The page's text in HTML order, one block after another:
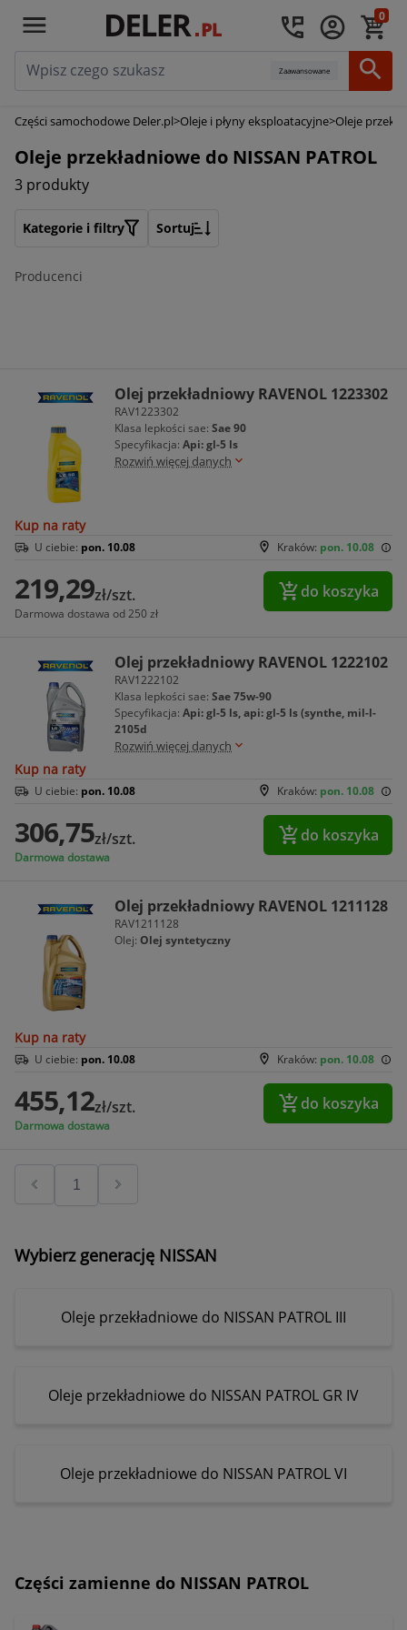
0
Zaawansowane
Części samochodowe Deler.pl>Oleje i płyny eksploatacyjne>Oleje
Oleje przekładniowe do NISSAN PATROL
3 produkty
Kategorie i filtry Sortuj
Producenci
Olej przekładniowy RAVENOL 1223302
RAV1223302
Klasa lepkości sae: Sae 90
Specyfikacja: Api: gl-5 ls
Rozwiń więcej danych
Kup na raty
Kraków: pon. 10.08
U ciebie: pon. 10.08
219,29zł/szt.
Darmowa dostawa od 250 zł
do koszyka
Olej przekładniowy RAVENOL 1222102
RAV1222102
Klasa lepkości sae: Sae 75w-90
Specyfikacja: Api: gl-5 ls, api: gl-5 ls (synthe, mil-l-
2105d
Rozwiń więcej danych
Kup na raty
Kraków: pon. 10.08
U ciebie: pon. 10.08
306,75zł/szt.
Darmowa dostawa
do koszyka
Olej przekładniowy RAVENOL 1211128
RAV1211128
Olej: Olej syntetyczny
Kup na raty
Kraków: pon. 10.08
U ciebie: pon. 10.08
455,12zł/szt.
Darmowa dostawa
do koszyka
Wybierz generację NISSAN
Oleje przekładniowe do NISSAN PATROL III
Oleje przekładniowe do NISSAN PATROL GR IV
Oleje przekładniowe do NISSAN PATROL VI
Części zamienne do NISSAN PATROL